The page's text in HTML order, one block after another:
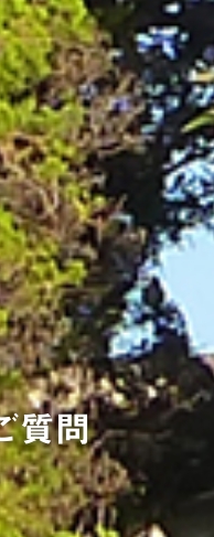
質問